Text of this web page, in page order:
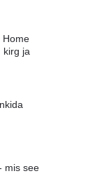
Home
kirg ja
mis see